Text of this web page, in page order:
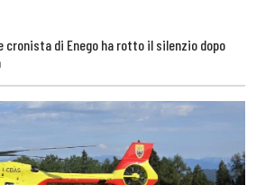
cronista di Enego ha rotto il silenzio dopo